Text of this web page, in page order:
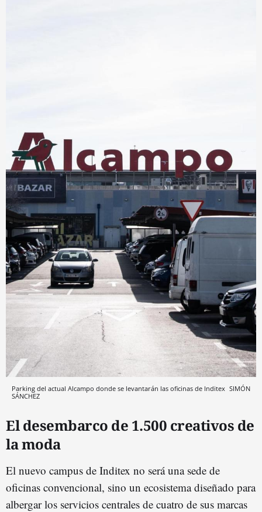
Parking del actual Alcampo donde se levantarán las oficinas de Inditex SIMÓN
SÁNCHEZ
El desembarco de 1.500 creativos de
la moda
El nuevo campus de Inditex no será una sede de
oficinas convencional, sino un ecosistema diseñado para
albergar los servicios centrales de cuatro de sus marcas